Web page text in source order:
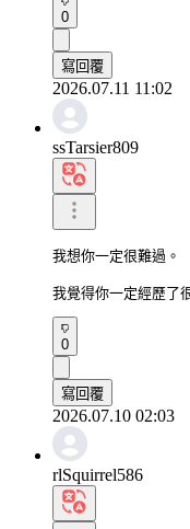
0
寫回覆
2026.07.11 11:02
ssTarsier809
我想你一定很難過。
我覺得你一定經歷了
0
寫回覆
2026.07.10 02:03
rlSquirrel586